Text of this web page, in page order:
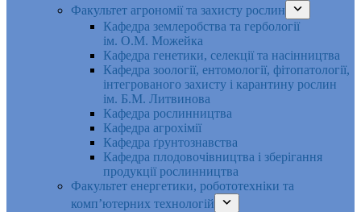
Факультет агрономії та захисту рослин
Кафедра землеробства та гербології
ім. О.М. Можейка
Кафедра генетики, селекції та насінництва
Кафедра зоології, ентомології, фітопатології,
інтегрованого захисту і карантину рослин
ім. Б.М. Литвинова
Кафедра рослинництва
Кафедра агрохімії
Кафедра ґрунтознавства
Кафедра плодовочівництва і зберігання
продукції рослинництва
Факультет енергетики, робототехніки та
комп’ютерних технологій